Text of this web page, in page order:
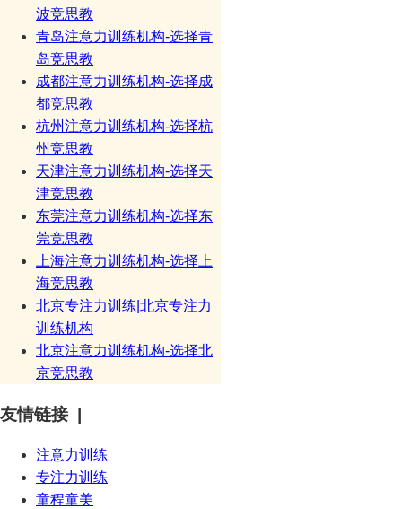
波竞思教
青岛注意力训练机构-选择青
岛竞思教
成都注意力训练机构-选择成
都竞思教
杭州注意力训练机构-选择杭
州竞思教
天津注意力训练机构-选择天
津竞思教
东莞注意力训练机构-选择东
莞竞思教
上海注意力训练机构-选择上
海竞思教
北京专注力训练|北京专注力
训练机构
北京注意力训练机构-选择北
京竞思教
友情链接 |
注意力训练
专注力训练
童程童美